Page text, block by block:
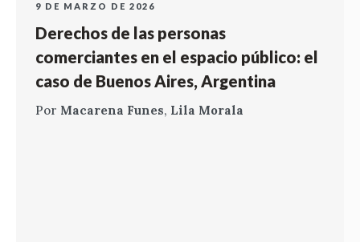
9 DE MARZO DE 2026
Derechos de las personas
comerciantes en el espacio público: el
caso de Buenos Aires, Argentina
Por Macarena Funes, Lila Morala